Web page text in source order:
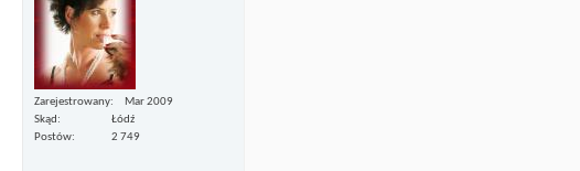
Zarejestrowany
Mar 2009
Skąd
Łódź
Postów
2 749